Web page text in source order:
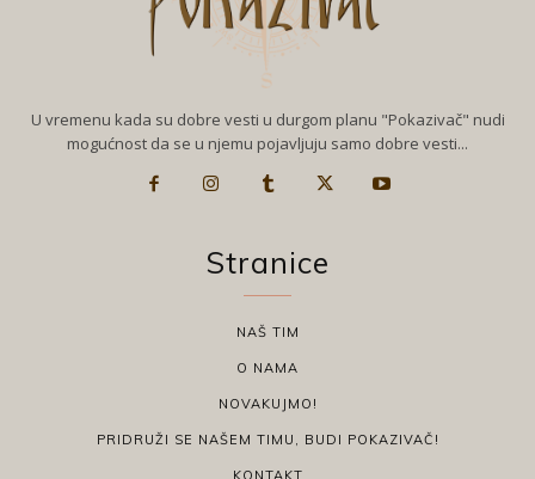
U vremenu kada su dobre vesti u durgom planu "Pokazivač" nudi
mogućnost da se u njemu pojavljuju samo dobre vesti...
Stranice
NAŠ TIM
O NAMA
NOVAKUJMO!
PRIDRUŽI SE NAŠEM TIMU, BUDI POKAZIVAČ!